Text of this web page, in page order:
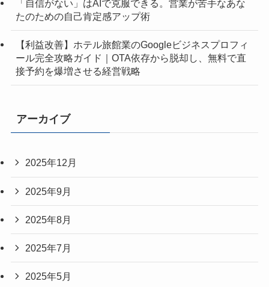
「自信がない」はAIで克服できる。営業が苦手なあな
たのための自己肯定感アップ術
【利益改善】ホテル旅館業のGoogleビジネスプロフィ
ール完全攻略ガイド｜OTA依存から脱却し、無料で直
接予約を爆増させる経営戦略
アーカイブ
2025年12月
2025年9月
2025年8月
2025年7月
2025年5月